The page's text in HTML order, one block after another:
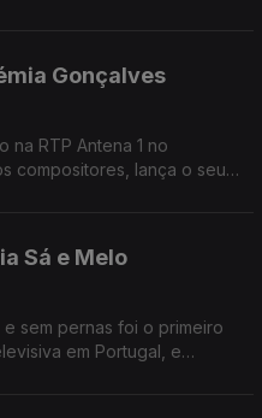
Gonçalves
RTP Antena 1 no
compositores, lança o seu
Sá e Melo
sem pernas foi o primeiro
em Portugal, e